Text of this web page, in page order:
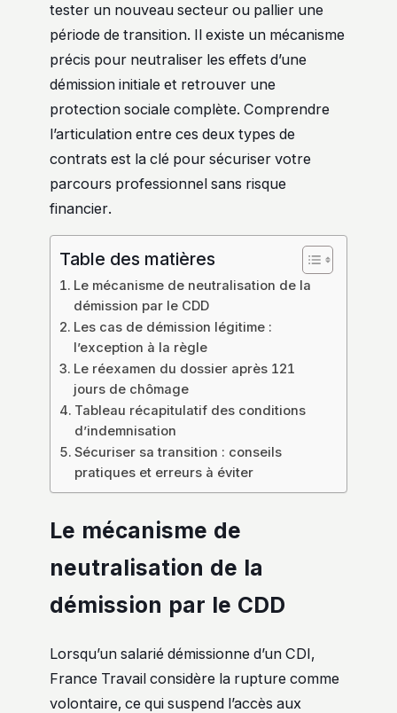
tester un nouveau secteur ou pallier une
période de transition. Il existe un mécanisme
précis pour neutraliser les effets d’une
démission initiale et retrouver une
protection sociale complète. Comprendre
l’articulation entre ces deux types de
contrats est la clé pour sécuriser votre
parcours professionnel sans risque
financier.
Table des matières
Le mécanisme de neutralisation de la
démission par le CDD
Les cas de démission légitime :
l’exception à la règle
Le réexamen du dossier après 121
jours de chômage
Tableau récapitulatif des conditions
d’indemnisation
Sécuriser sa transition : conseils
pratiques et erreurs à éviter
Le mécanisme de
neutralisation de la
démission par le CDD
Lorsqu’un salarié démissionne d’un CDI,
France Travail considère la rupture comme
volontaire, ce qui suspend l’accès aux